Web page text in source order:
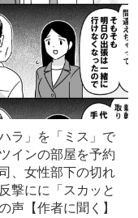
ハラ」を「ミス」で
インの部屋を予約
、女性部下の切れ
撃にに「スカッと
声【作者に聞く】